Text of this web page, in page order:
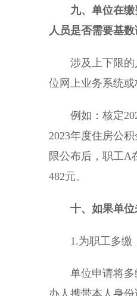
九、单位在
人员是否需要基数
涉及上下限的人
位网上业务系统或
例如：核定
2023年度住房公
限公布后，职工A
482元。
十、如果单
1.为职工多缴
单位申请将多缴
办人携带本人身